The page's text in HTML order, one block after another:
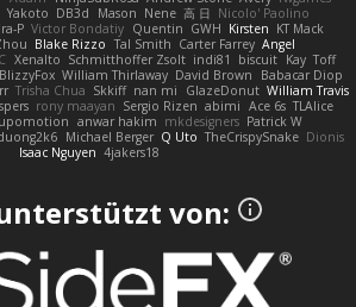
Yakoto DB3d Mason Nene 高 日 Nicolo' Paolino
P Victor Bondatiy Quentin GWH Kirsten KT Mack
Blake Rizzo Tal Smith Carter Farrey Angel
Xenalto Schmitthoffer Zsolt indi81 biscuit Kay Toff
BlizzyFox William Thirlaway David Brown
Babacar Diop
Trisha Chua Skkiff nan mi GlazeDonut William Travis
rony maayan Sergio Rizen abimi Ace 6s TLAlice
anwar hakim mkdesigners Patrick W
Michael Berger Q Uto TheCrispySnake Dionis
Isaac Nguyen 4jakers18
von: